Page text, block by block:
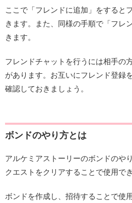
ここで「フレンドに追加」をすると
きます。また、同様の手順で「フレ
きます。
フレンドチャットを行うには相手の
があります。お互いにフレンド登録
確認しておきましょう。
ボンドのやり方とは
アルケミアストーリーのボンドのや
クエストをクリアすることで使用で
ボンドを作成し、招待することで使